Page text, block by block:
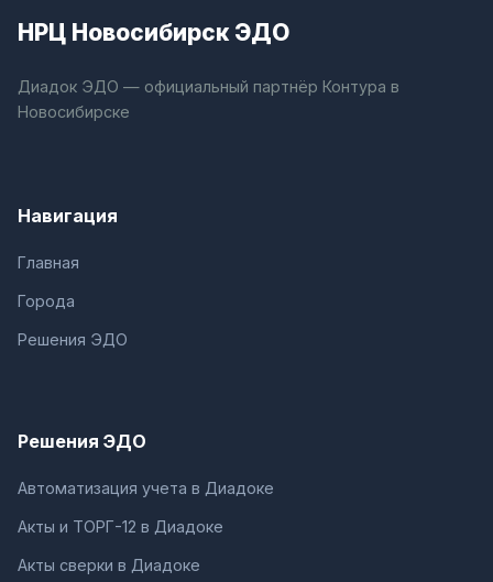
НРЦ Новосибирск ЭДО
Диадок ЭДО — официальный партнёр Контура в
Новосибирске
Навигация
Главная
Города
Решения ЭДО
Решения ЭДО
Автоматизация учета в Диадоке
Акты и ТОРГ-12 в Диадоке
Акты сверки в Диадоке